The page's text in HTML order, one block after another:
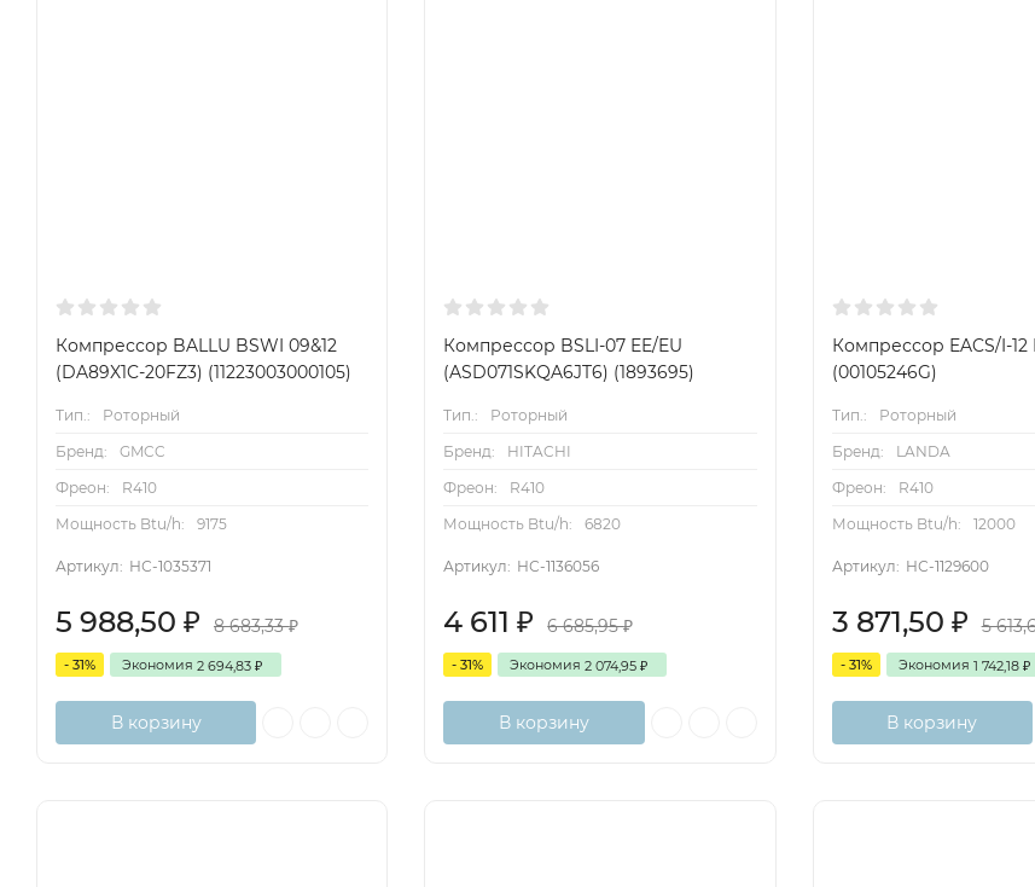
Компрессор BALLU BSWI 09&12
(DA89X1C-20FZ3) (11223003000105)
Тип.:
Роторный
Бренд:
GMCC
Фреон:
R410
Мощность Btu/h:
9175
Артикул: НС-1035371
5 988,50 ₽ 8 683,33₽
- 31% Экономия 2 694,83 ₽
В корзину
Компрессор BSLI-07 EE/EU
(ASD071SKQA6JT6) (1893695)
Тип.:
Роторный
Бренд:
HITACHI
Фреон:
R410
Мощность Btu/h:
6820
Артикул: НС-1136056
4 611₽ 6 685,95₽
- 31% Экономия2 074,95₽
В корзину
Компрессор EACS/I-12
(00105246G)
Тип.:
Роторный
Бренд:
LANDA
Фреон:
R410
Мощность Btu/h:
12000
Артикул: НС-1129600
3 871,50 ₽ 5
- 31% Экономия 1 742,18 ₽
В корзину